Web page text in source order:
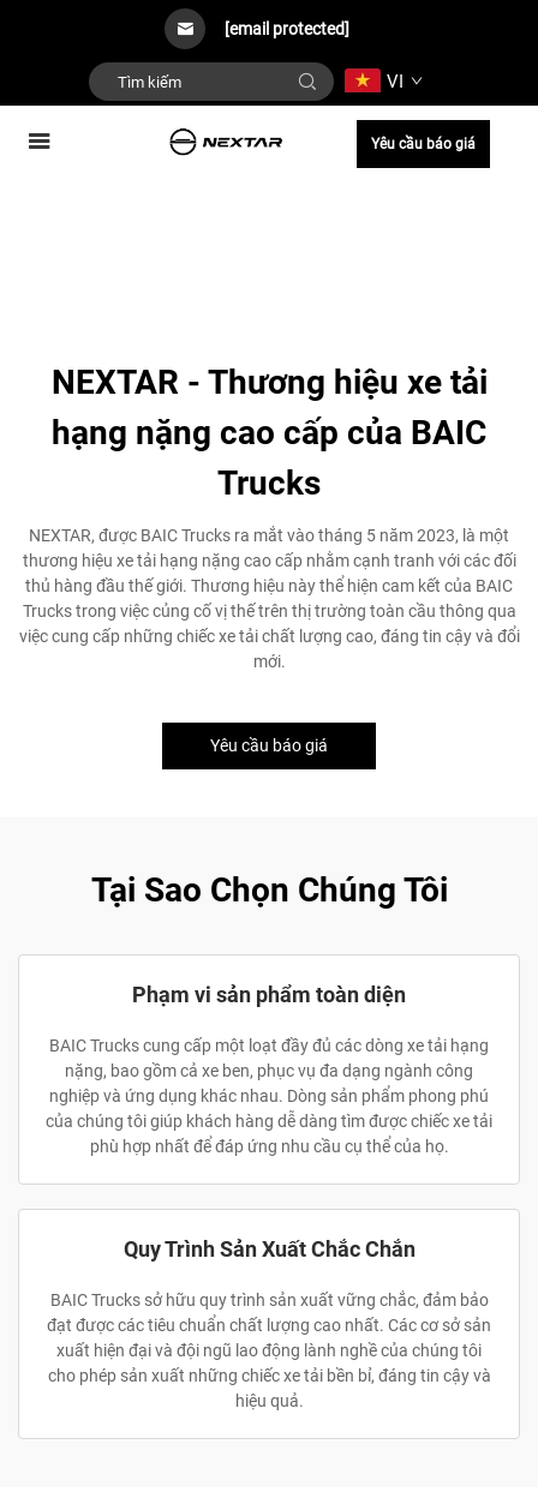
[email protected]
VI
Yêu cầu báo giá
NEXTAR - Thương hiệu xe tải
hạng nặng cao cấp của BAIC
Trucks
NEXTAR, được BAIC Trucks ra mắt vào tháng 5 năm 2023, là một
thương hiệu xe tải hạng nặng cao cấp nhằm cạnh tranh với các đối
thủ hàng đầu thế giới. Thương hiệu này thể hiện cam kết của BAIC
Trucks trong việc củng cố vị thế trên thị trường toàn cầu thông qua
việc cung cấp những chiếc xe tải chất lượng cao, đáng tin cậy và đổi
mới.
Yêu cầu báo giá
Tại Sao Chọn Chúng Tôi
Phạm vi sản phẩm toàn diện
BAIC Trucks cung cấp một loạt đầy đủ các dòng xe tải hạng
nặng, bao gồm cả xe ben, phục vụ đa dạng ngành công
nghiệp và ứng dụng khác nhau. Dòng sản phẩm phong phú
của chúng tôi giúp khách hàng dễ dàng tìm được chiếc xe tải
phù hợp nhất để đáp ứng nhu cầu cụ thể của họ.
Quy Trình Sản Xuất Chắc Chắn
BAIC Trucks sở hữu quy trình sản xuất vững chắc, đảm bảo
đạt được các tiêu chuẩn chất lượng cao nhất. Các cơ sở sản
xuất hiện đại và đội ngũ lao động lành nghề của chúng tôi
cho phép sản xuất những chiếc xe tải bền bỉ, đáng tin cậy và
hiệu quả.